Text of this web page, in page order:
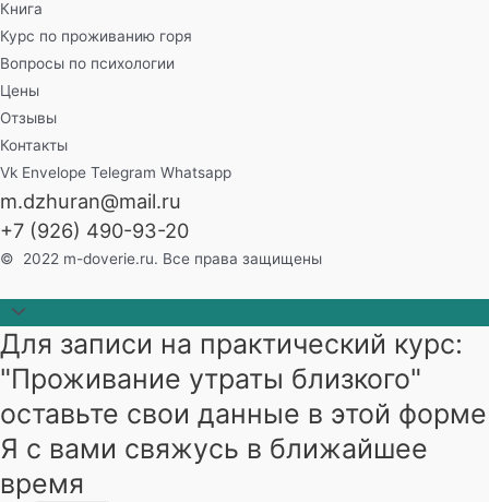
Книга
Курс по проживанию горя
Вопросы по психологии
Цены
Отзывы
Контакты
Vk Envelope Telegram Whatsapp
m.dzhuran@mail.ru
+7 (926) 490-93-20
© 2022 m-doverie.ru. Все права защищены
Прокрутить
наверх
Для записи на практический курс:
"Проживание утраты близкого"
оставьте свои данные в этой форме
Я с вами свяжусь в ближайшее
время